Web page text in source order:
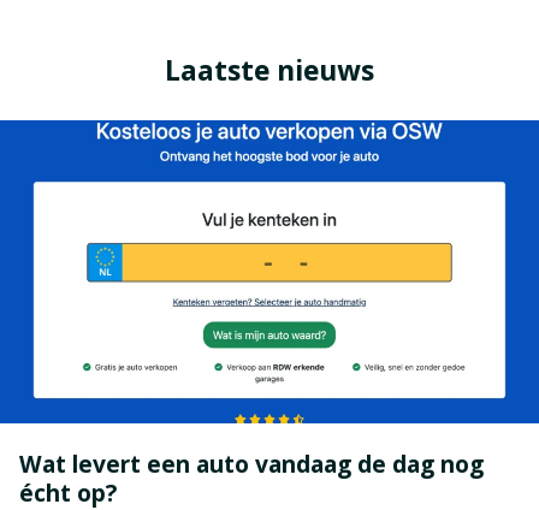
Laatste nieuws
Wat levert een auto vandaag de dag nog
écht op?